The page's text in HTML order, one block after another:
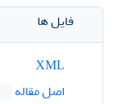
فایل ها
اصل مقاله